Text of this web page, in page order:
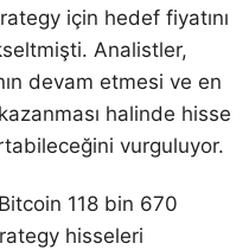
için hedef fiyatını
Analistler,
devam etmesi ve en
halinde hisse
vurguluyor.
118 bin 670
hisseleri